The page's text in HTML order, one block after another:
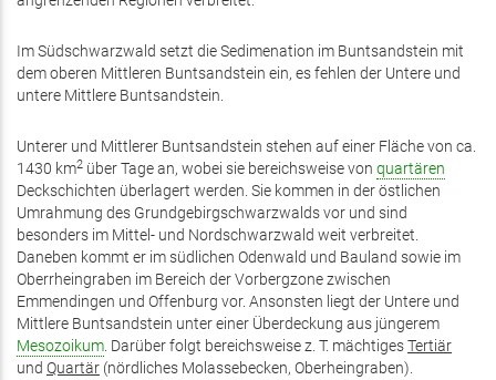
Im Südschwarzwald setzt die Sedimenation im Buntsandstein mit
dem oberen Mittleren Buntsandstein ein, es fehlen der Untere und
untere Mittlere Buntsandstein.
Unterer und Mittlerer Buntsandstein stehen auf einer Fläche von ca.
1430 km2 über Tage an, wobei sie bereichsweise von quartären
Deckschichten überlagert werden. Sie kommen in der östlichen
Umrahmung des Grundgebirgschwarzwalds vor und sind
besonders im Mittel- und Nordschwarzwald weit verbreitet.
Daneben kommt er im südlichen Odenwald und Bauland sowie im
Oberrheingraben im Bereich der Vorbergzone zwischen
Emmendingen und Offenburg vor. Ansonsten liegt der Untere und
Mittlere Buntsandstein unter einer Überdeckung aus jüngerem
Mesozoikum. Darüber folgt bereichsweise z. T. mächtigesTertiär
und Quartär (nördliches Molassebecken, Oberheingraben).